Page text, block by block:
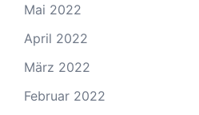
Mai 2022
April 2022
März 2022
Februar 2022